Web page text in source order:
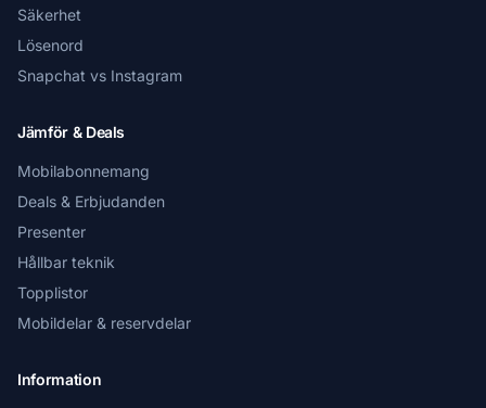
Säkerhet
Lösenord
Snapchat vs Instagram
Jämför & Deals
Mobilabonnemang
Deals & Erbjudanden
Presenter
Hållbar teknik
Topplistor
Mobildelar & reservdelar
Information